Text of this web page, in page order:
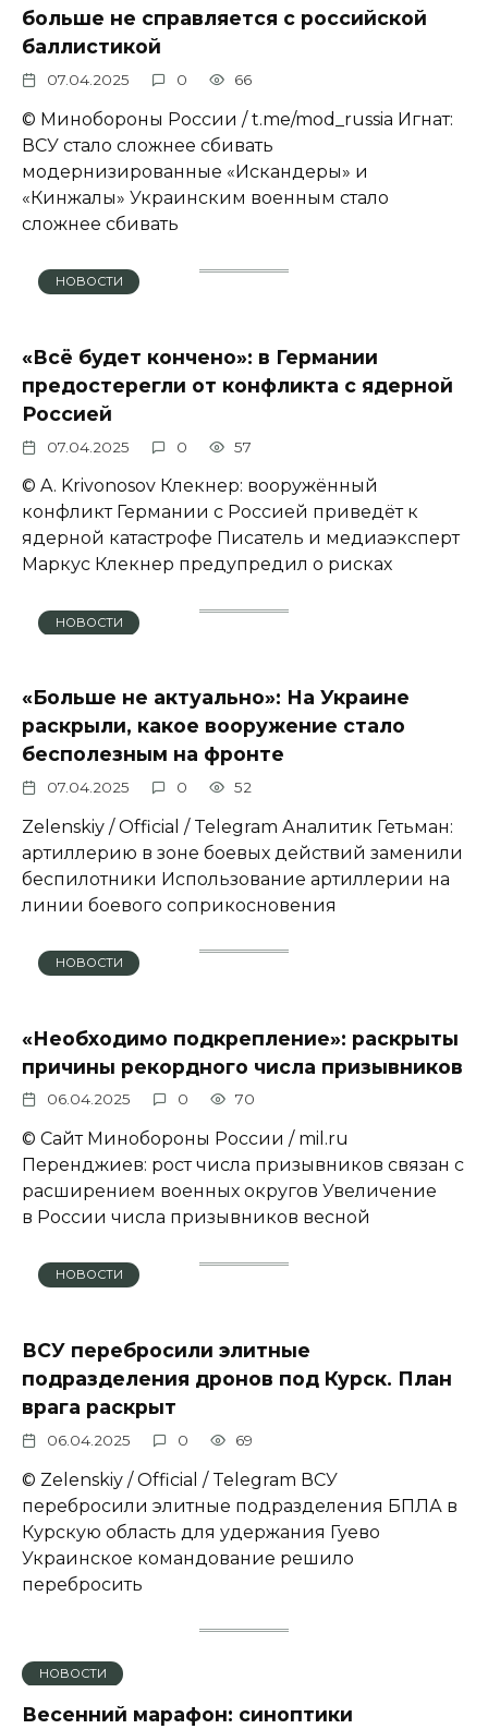
больше не справляется с российской
баллистикой
07.04.2025 0 66
© Минобороны России / t.me/mod_russia Игнат:
ВСУ стало сложнее сбивать
модернизированные «Искандеры» и
«Кинжалы» Украинским военным стало
сложнее сбивать
НОВОСТИ
«Всё будет кончено»: в Германии
предостерегли от конфликта с ядерной
Россией
07.04.2025 0 57
© A. Krivonosov Клекнер: вооружённый
конфликт Германии с Россией приведёт к
ядерной катастрофе Писатель и медиаэксперт
Маркус Клекнер предупредил о рисках
НОВОСТИ
«Больше не актуально»: На Украине
раскрыли, какое вооружение стало
бесполезным на фронте
07.04.2025 0 52
Zеlеnskiу / Оfficiаl / Telegram Аналитик Гетьман:
артиллерию в зоне боевых действий заменили
беспилотники Использование артиллерии на
линии боевого соприкосновения
НОВОСТИ
«Необходимо подкрепление»: раскрыты
причины рекордного числа призывников
06.04.2025 0 70
© Сайт Минобороны России / mil.ru
Перенджиев: рост числа призывников связан с
расширением военных округов Увеличение
в России числа призывников весной
НОВОСТИ
ВСУ перебросили элитные
подразделения дронов под Курск. План
врага раскрыт
06.04.2025 0 69
© Zеlеnskiу / Оfficiаl / Telegram ВСУ
перебросили элитные подразделения БПЛА в
Курскую область для удержания Гуево
Украинское командование решило
перебросить
НОВОСТИ
Весенний марафон: синоптики